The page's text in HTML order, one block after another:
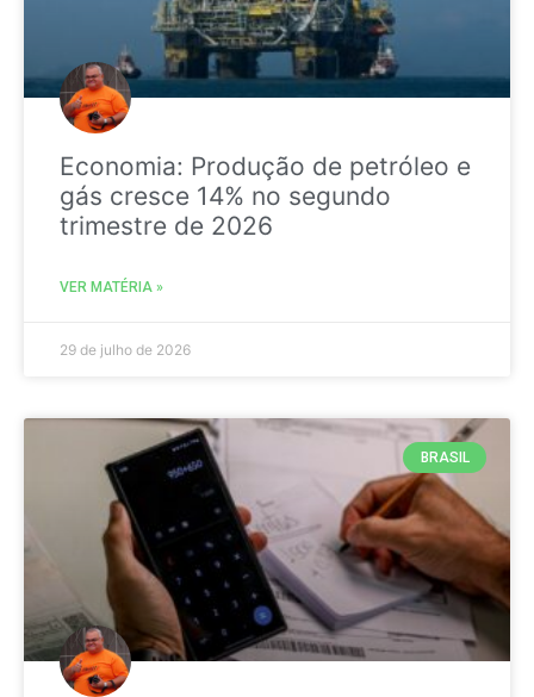
Economia: Produção de petróleo e
gás cresce 14% no segundo
trimestre de 2026
VER MATÉRIA »
29 de julho de 2026
BRASIL